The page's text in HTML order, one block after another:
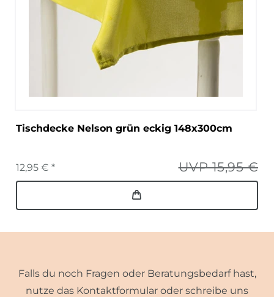
Tischdecke Nelson grün eckig 148x300cm
UVP 15,95 €
12,95 € *
Falls du noch Fragen oder Beratungsbedarf hast,
nutze das Kontaktformular oder schreibe uns